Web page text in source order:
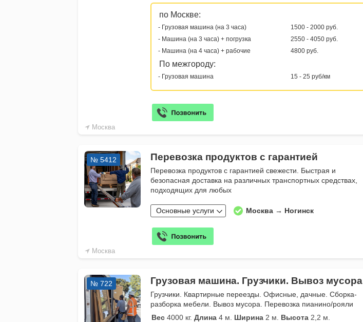
Москва
по Москве:
- Грузовая машина (на 3 часа)
1500 - 2000 руб.
- Машина (на 3 часа) + погрузка
2550 - 4050 руб.
- Машина (на 4 часа) + рабочие
4800 руб.
По межгороду:
- Грузовая машина 15 - 25 руб/км
Москва
№ 5412 Перевозка продуктов с гарантией
Перевозка продуктов с гарантией свежести. Быстрая и
безопасная доставка на различных транспортных средствах,
подходящих для любых
Основные услуги Москва → Ногинск
№ 722 Грузовая машина. Грузчики. Вывоз мусора
Грузчики. Квартирные переезды. Офисные, дачные. Сборка-
разборка мебели. Вывоз мусора. Перевозка пианино/рояли
Вес 4000 кг. Длина 4 м. Ширина 2 м. Высота 2,2 м.